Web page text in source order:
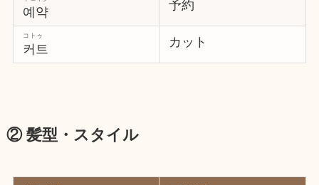
예약 予約
커트
コトゥ カット
② 髪型・スタイル